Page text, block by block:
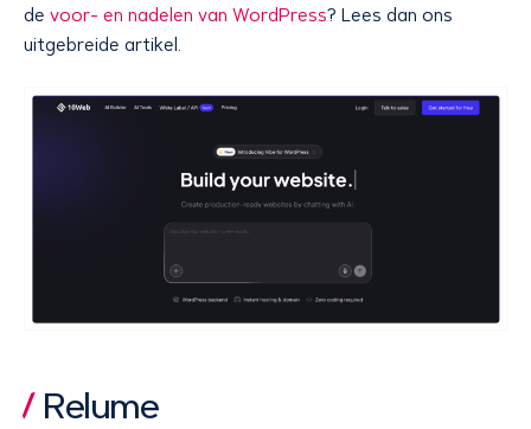
de voor- en nadelen van WordPress? Lees dan ons
uitgebreide artikel.
Relume